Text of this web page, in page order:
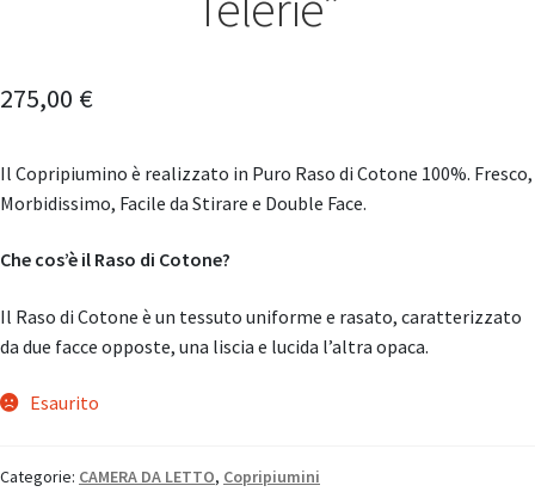
275,00 €
Il Copripiumino è realizzato in Puro Raso di Cotone 100%. Fresco,
Morbidissimo, Facile da Stirare e Double Face.
Che cos’è il Raso di Cotone?
Il Raso di Cotone è un tessuto uniforme e rasato, caratterizzato
da due facce opposte, una liscia e lucida l’altra opaca.
Esaurito
Categorie: CAMERA DA LETTO, Copripiumini